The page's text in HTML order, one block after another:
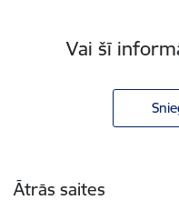
Vai šī
Ātrās saites